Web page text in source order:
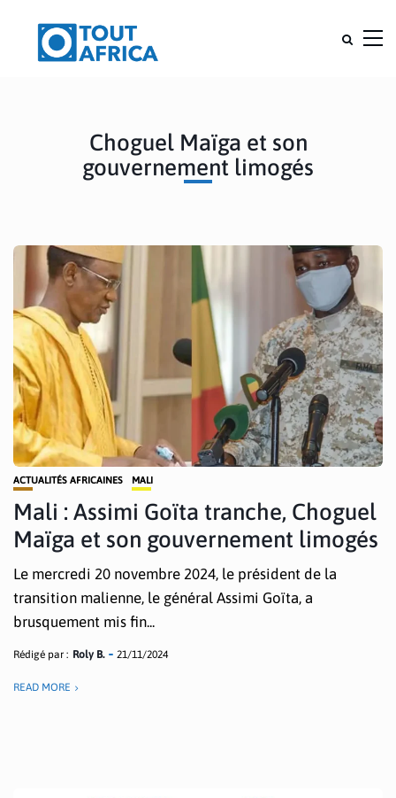
Choguel Maïga et son
gouvernement limogés
ACTUALITÉS AFRICAINES MALI
Mali : Assimi Goïta tranche, Choguel
Maïga et son gouvernement limogés
Le mercredi 20 novembre 2024, le président de la
transition malienne, le général Assimi Goïta, a
brusquement mis fin...
Rédigé par : Roly B. 21/11/2024
READ MORE